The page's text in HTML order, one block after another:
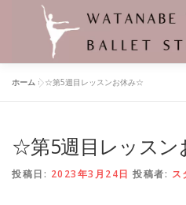
悠子先生プロフィール バレエの先生
ホーム »☆第5週目レッスンお休み☆
☆第5週目レッス
投稿日: 2023年3月24日 投稿者: ス